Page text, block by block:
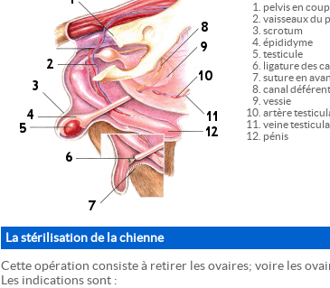
pelvis en
vaisseaux du
scrotum
épididyme
testicule
ligature des
suture en
canal déférent
vessie
artère
veine
pénis
La stérilisation de la chienne
Cette opération consiste à retirer les ovaires; voire les
Les indications sont :